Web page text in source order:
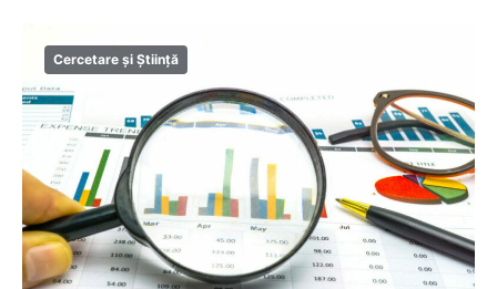
Cercetare și Știință